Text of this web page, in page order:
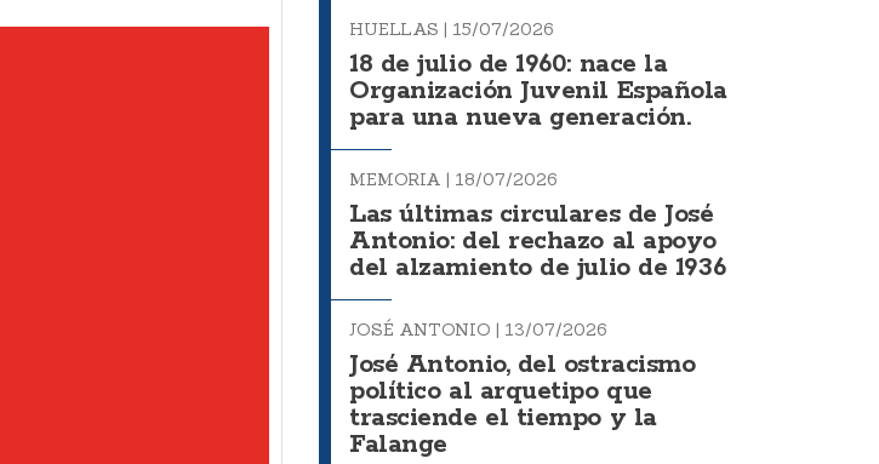
HUELLAS | 15/07/2026
18 de julio de 1960: nace la
Organización Juvenil Española
para una nueva generación.
MEMORIA | 18/07/2026
Las últimas circulares de José
Antonio: del rechazo al apoyo
del alzamiento de julio de 1936
JOSÉ ANTONIO | 13/07/2026
José Antonio, del ostracismo
político al arquetipo que
trasciende el tiempo y la
Falange